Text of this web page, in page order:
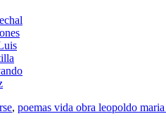
, poemas vida obra leopoldo